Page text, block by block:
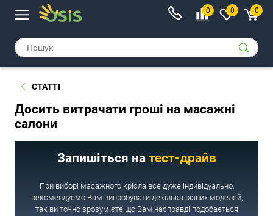
0 0 0
СТАТТІ
Досить витрачати гроші на масажні
салони
Запишіться на тест-драйв
При виборі масажного крісла все дуже індивідуально,
рекомендуємо Вам випробувати декілька різних моделей,
так ви точно зрозумієте що Вам насправді подобається